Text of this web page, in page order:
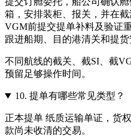
箱，安排装柜、报关，并在
VGM前提交提单补料及验证
跟进船期、目的港清关和提货
不同航线的截关、截SI、截
预留足够操作时间。
10. 提单有哪些常见类型？
正本提单 纸质运输单证，货
款尚未收清的交易。